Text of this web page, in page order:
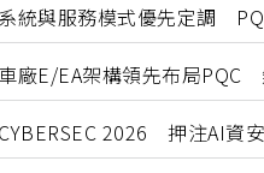
系統與服務模式優先定調
車廠E/EA架構領先布局
2026 押注AI資